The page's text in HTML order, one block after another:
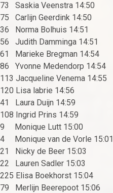
73 Saskia Veenstra 14:50
75 Carlijn Geerdink 14:50
36 Norma Bolhuis 14:51
56 Judith Damminga 14:51
61 Marieke Bregman 14:54
86 Yvonne Medendorp 14:54
113 Jacqueline Venema 14:55
120 Lisa labrie 14:56
41 Laura Duijn 14:59
108 Ingrid Prins 14:59
9 Monique Lutt 15:00
4 Monique van de Vorle 15:01
21 Nicky de Beer 15:03
22 Lauren Sadler 15:03
225 Elisa Boekhorst 15:04
79 Merlijn Beerepoot 15:06